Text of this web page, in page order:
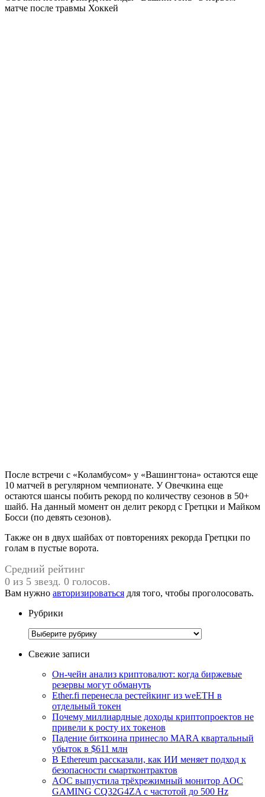
матче после травмы Хоккей
После встречи с «Коламбусом» у «Вашингтона» остаются еще
10 матчей в регулярном чемпионате. У Овечкина еще
остаются шансы побить рекорд по количеству сезонов в 50+
шайб. На данный момент он делит рекорд с Гретцки и Майком
Босси (по девять сезонов).
Также он в двух шайбах от повторениях рекорда Гретцки по
голам в пустые ворота.
Средний рейтинг
0 из 5 звезд. 0 голосов.
Вам нужно авторизироваться для того, чтобы проголосовать.
Рубрики
Рубрики
Свежие записи
Он-чейн анализ криптовалют: когда биржевые
резервы могут обмануть
Ether.fi перенесла рестейкинг из weETH в
отдельный токен
Почему миллиардные доходы криптопроектов не
привели к росту их токенов
Падение биткоина принесло MARA квартальный
убыток в $611 млн
В Ethereum рассказали, как ИИ меняет подход к
безопасности смартконтрактов
AOC выпустила трёхрежимный монитор AOC
GAMING CQ32G4ZA с частотой до 500 Hz